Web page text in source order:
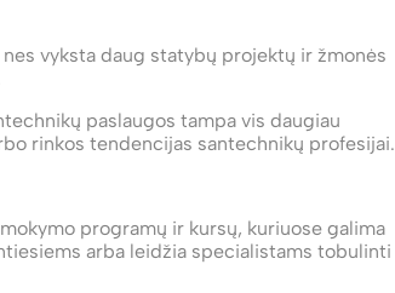
vyksta daug statybų projektų ir žmonės
paslaugos tampa vis daugiau
rinkos tendencijas santechnikų profesijai.
programų ir kursų, kuriuose galima
arba leidžia specialistams tobulinti